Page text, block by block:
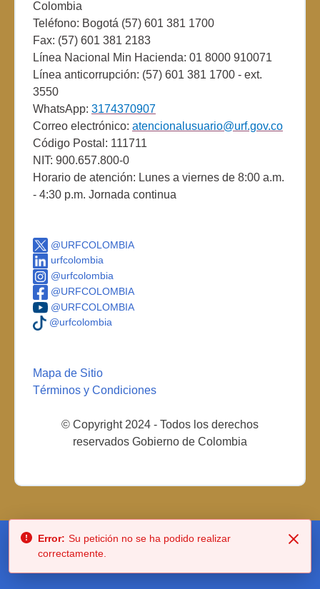
Colombia
Teléfono: Bogotá (57) 601 381 1700
Fax: (57) 601 381 2183
Línea Nacional Min Hacienda: 01 8000 910071
Línea anticorrupción: (57) 601 381 1700 - ext.
3550
WhatsApp: 3174370907
Correo electrónico: atencionalusuario@urf.gov.co
Código Postal: 111711
NIT: 900.657.800-0
Horario de atención: Lunes a viernes de 8:00 a.m.
- 4:30 p.m. Jornada continua
@URFCOLOMBIA
urfcolombia
@urfcolombia
@URFCOLOMBIA
@URFCOLOMBIA
@urfcolombia
Mapa de Sitio
Términos y Condiciones
© Copyright 2024 - Todos los derechos
reservados Gobierno de Colombia